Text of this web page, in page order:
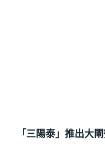
「三陽泰」推出大